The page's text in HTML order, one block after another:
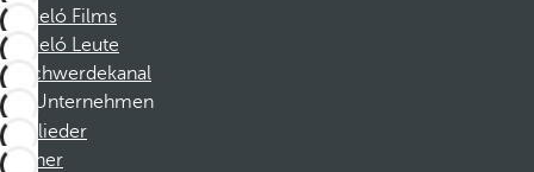
Barceló Films
Barceló Leute
Beschwerdekanal
Unternehmen
Mitglieder
Partner